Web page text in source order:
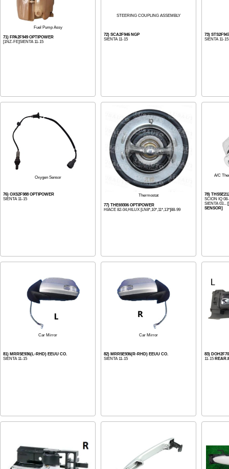
Fuel Pump Assy
71) FPA2F949 OPTIPOWER
[1NZ-FE]SIENTA 11-15
STEERING COUPLING ASSEMBLY
72) SCA2F946 NGP
SIENTA 11-15
73)
SIENTA 11-15
Oxygen Sensor
76) OXS2F988 OPTIPOWER
SIENTA 11-15
Thermostat
77) THE69306 OPTIPOWER
HIACE 82-04,HILUX [LN8*,10*,11*,13*]88-99
A/C
78)
SCION IQ
SIENTA 03...
SENSOR]
Car Mirror
81) MRR5E936(L-RHD) EEUU CO.
SIENTA 11-15
Car Mirror
82) MRR5E936(R-RHD) EEUU CO.
SIENTA 11-15
83)
11-15